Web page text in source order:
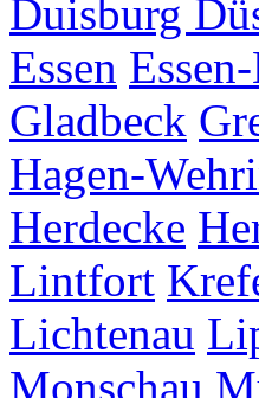
Duisburg
Essen
Gladbeck
Hagen-
Herdecke
Lintfort
Lichtenau
Monschau